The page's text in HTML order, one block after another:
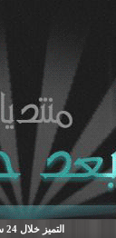
التميز خلال 24 ساعة